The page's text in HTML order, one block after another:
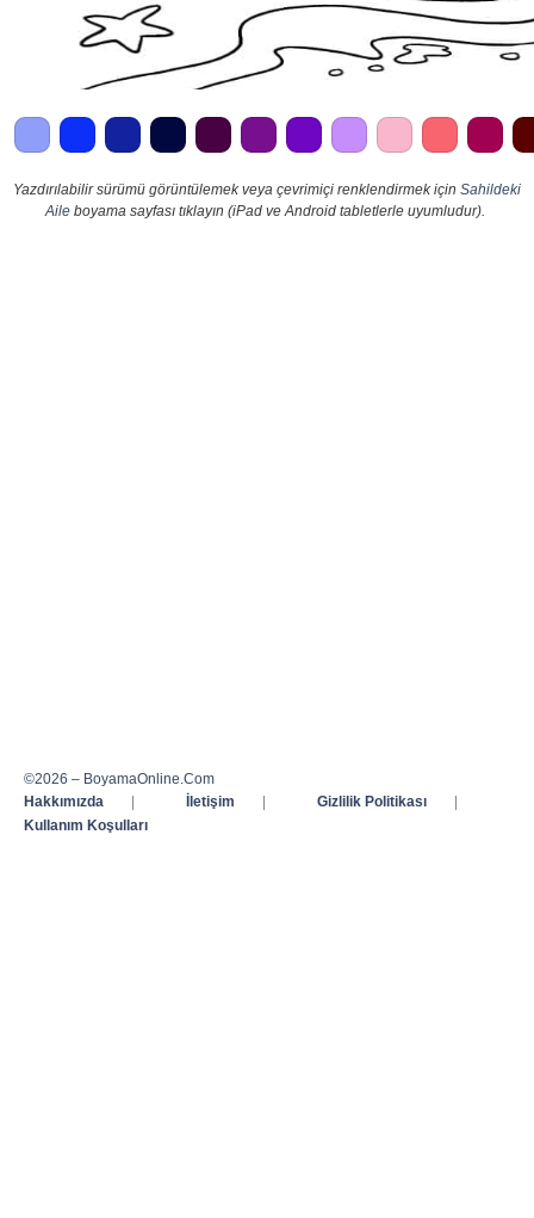
Yazdırılabilir sürümü görüntülemek veya çevrimiçi renklendirmek için Sahildeki
Aile boyama sayfası tıklayın (iPad ve Android tabletlerle uyumludur).
©2026 – BoyamaOnline.Com
Hakkımızda
| İletişim | Gizlilik Politikası
|
Kullanım Koşulları